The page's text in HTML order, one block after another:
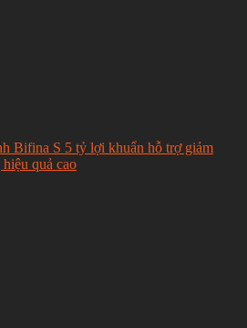
Bifina S 5 tỷ lợi khuẩn hỗ trợ giảm
quả cao